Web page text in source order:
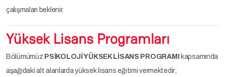
çalışmaları beklenir.
Yüksek Lisans Programları
Bölümümüz PSİKOLOJİ YÜKSEK LİSANS PROGRAMI
kapsamında
aşağıdaki alt alanlarda yüksek lisans eğitimi vermektedir;